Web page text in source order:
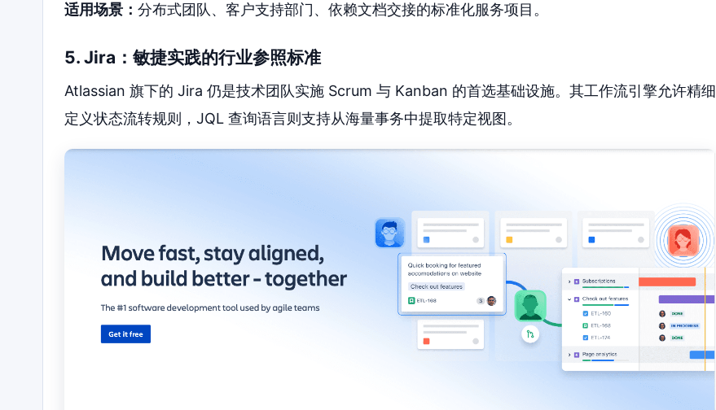
适用场景： 分布式团队、客户支持部门、依赖文档交接的标准化服务项目。
5. Jira：敏捷实践的行业参照标准
Atlassian 旗下的 Jira 仍是技术团队实施 Scrum 与 Kanban 的首选基础设施。其工作流引擎允许精细
定义状态流转规则，JQL 查询语言则支持从海量事务中提取特定视图。